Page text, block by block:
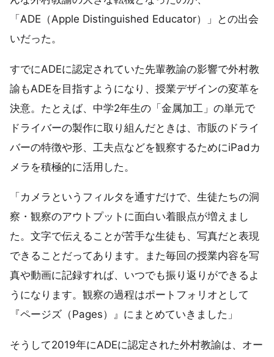
「ADE（Apple Distinguished Educator）」との出会
いだった。
すでにADEに認定されていた先輩教諭の影響で外村教
諭もADEを目指すようになり、授業デザインの変革を
決意。たとえば、中学2年生の「金属加工」の単元で
ドライバーの製作に取り組んだときは、市販のドライ
バーの特徴や形、工夫点などを観察するためにiPadカ
メラを積極的に活用した。
「カメラというフィルタを通すだけで、生徒たちの洞
察・観察のアウトプットに面白い着眼点が増えまし
た。文字で伝えることが苦手な生徒も、写真だと表現
できることだってあります。また毎回の授業内容を写
真や動画に記録すれば、いつでも振り返りができるよ
うになります。観察の過程はポートフォリオとして
『ページズ（Pages）』にまとめていきました」
そうして2019年にADEに認定された外村教諭は、オー